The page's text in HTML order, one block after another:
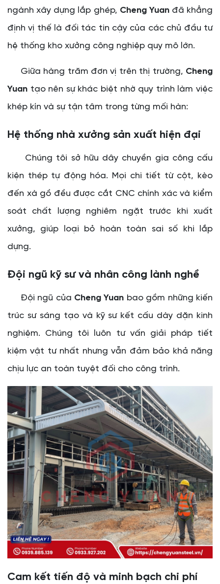
ngành xây dựng lắp ghép, Cheng Yuanđã khẳng
định vị thế là đối tác tin cậy của các chủ đầu tư
hệ thống kho xưởng công nghiệp quy mô lớn.
Giữa hàng trăm đơn vị trên thị trường, Cheng
Yuan tạo nên sự khác biệt nhờ quy trình làm việc
khép kín và sự tận tâm trong từng mối hàn:
Hệ thống nhà xưởng sản xuất hiện đại
Chúng tôi sở hữu dây chuyền gia công cấu
kiện thép tự động hóa. Mọi chi tiết từ cột, kèo
đến xà gồ đều được cắt CNC chính xác và kiểm
soát chất lượng nghiêm ngặt trước khi xuất
xưởng, giúp loại bỏ hoàn toàn sai số khi lắp
dựng.
Đội ngũ kỹ sư và nhân công lành nghề
Đội ngũ của Cheng Yuan bao gồm những kiến
trúc sư sáng tạo và kỹ sư kết cấu dày dặn kinh
nghiệm. Chúng tôi luôn tư vấn giải pháp tiết
kiệm vật tư nhất nhưng vẫn đảm bảo khả năng
chịu lực an toàn tuyệt đối cho công trình.
Cam kết tiến độ và minh bạch chi phí